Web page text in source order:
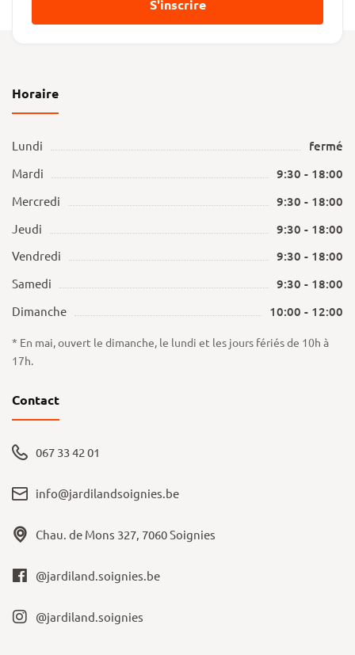
S'inscrire
Horaire
Lundi fermé
Mardi 9:30 - 18:00
Mercredi 9:30 - 18:00
Jeudi 9:30 - 18:00
Vendredi 9:30 - 18:00
Samedi 9:30 - 18:00
Dimanche 10:00 - 12:00
* En mai, ouvert le dimanche, le lundi et les jours fériés de 10h à
17h.
Contact
067 33 42 01
info@jardilandsoignies.be
Chau. de Mons 327, 7060 Soignies
@jardiland.soignies.be
@jardiland.soignies